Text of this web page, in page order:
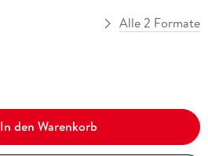
Alle 2 Formate
In den Warenkorb